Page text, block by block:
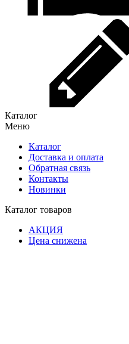
Каталог
Меню
Каталог
Доставка и оплата
Обратная связь
Контакты
Новинки
Каталог товаров
АКЦИЯ
Цена снижена